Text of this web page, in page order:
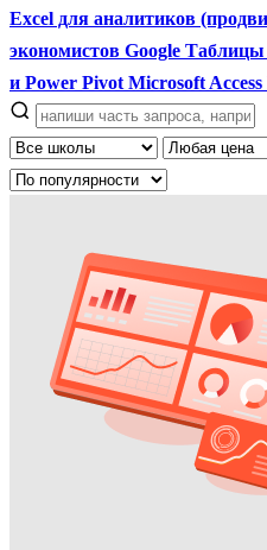
Excel для аналитиков
экономистов Google Таблицы
и Power Pivot Microsoft Access